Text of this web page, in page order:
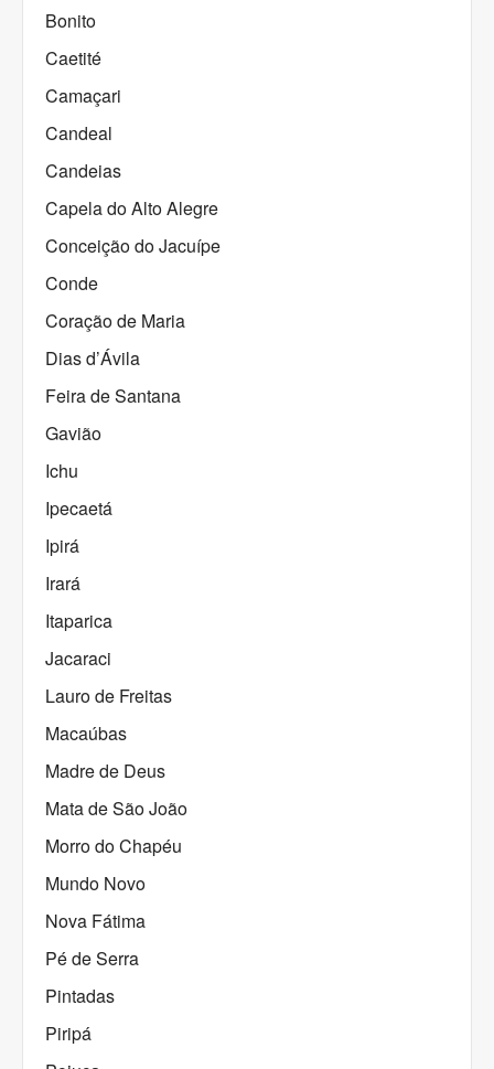
Bonito
Caetité
Camaçari
Candeal
Candeias
Capela do Alto Alegre
Conceição do Jacuípe
Conde
Coração de Maria
Dias d’Ávila
Feira de Santana
Gavião
Ichu
Ipecaetá
Ipirá
Irará
Itaparica
Jacaraci
Lauro de Freitas
Macaúbas
Madre de Deus
Mata de São João
Morro do Chapéu
Mundo Novo
Nova Fátima
Pé de Serra
Pintadas
Piripá